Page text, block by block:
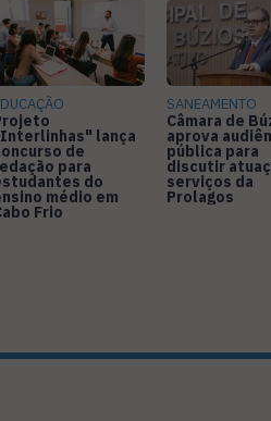
lança
de
para
do
médio em
Frio
SANEAMENTO
Câmara de
aprova
pública para
discutir
serviços da
Prolagos